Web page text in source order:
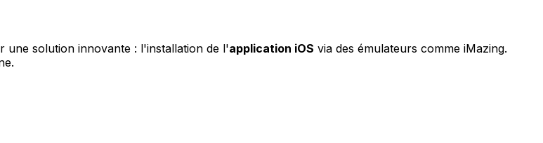
une solution innovante : l'installation de l'application iOS via des émulateurs comme iMazing.